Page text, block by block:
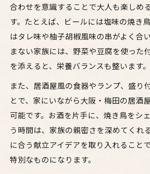
合わせを意識することで大人も楽しめ
す。たとえば、ビールには塩味の焼き
はタレ味や柚子胡椒風味の串がよく合
まない家族には、野菜や豆腐を使った
を添えると、栄養バランスも整います。
また、居酒屋風の食器やランプ、盛り
とで、家にいながら大阪・梅田の居酒
可能です。お酒を片手に、焼き鳥をシ
う時間は、家族の親密さを深めてくれ
に合う献立アイデアを取り入れること
特別なものになります。